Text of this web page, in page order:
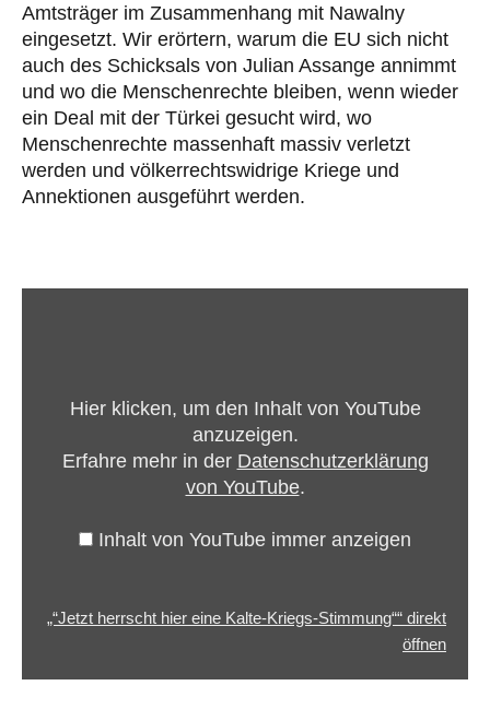
Amtsträger im Zusammenhang mit Nawalny
eingesetzt. Wir erörtern, warum die EU sich nicht
auch des Schicksals von Julian Assange annimmt
und wo die Menschenrechte bleiben, wenn wieder
ein Deal mit der Türkei gesucht wird, wo
Menschenrechte massenhaft massiv verletzt
werden und völkerrechtswidrige Kriege und
Annektionen ausgeführt werden.
Stimmung““
YouTube
Hier klicken, um den Inhalt von YouTube
anzuzeigen.
Erfahre mehr in der Datenschutzerklärung
von YouTube.
Inhalt von YouTube immer anzeigen
„“Jetzt herrscht hier eine Kalte-Kriegs-Stimmung““ direkt
öffnen